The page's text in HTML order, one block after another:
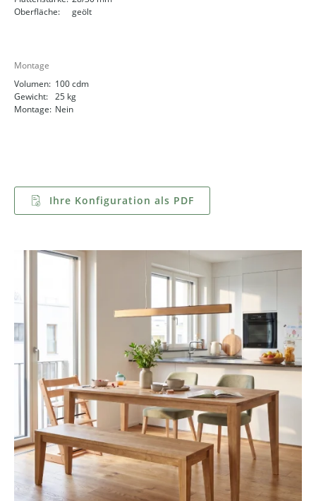
Oberfläche:
geölt
Montage
Volumen: 100 cdm
Gewicht: 25 kg
Montage: Nein
Ihre Konfiguration als PDF